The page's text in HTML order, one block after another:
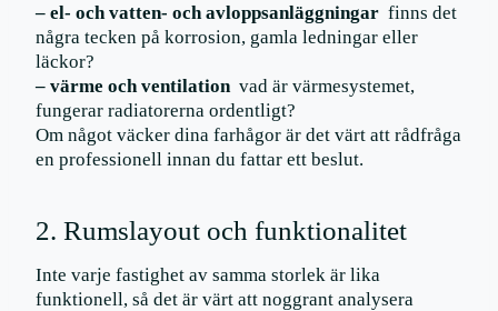
– el- och vatten- och avloppsanläggningar finns det
några tecken på korrosion, gamla ledningar eller
läckor?
– värme och ventilation vad är värmesystemet,
fungerar radiatorerna ordentligt?
Om något väcker dina farhågor är det värt att rådfråga
en professionell innan du fattar ett beslut.
2. Rumslayout och funktionalitet
Inte varje fastighet av samma storlek är lika
funktionell, så det är värt att noggrant analysera